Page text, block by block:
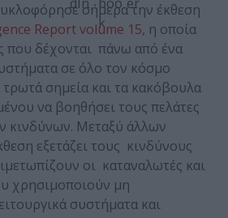
σήμερα την έκθεση
Report volume 15, η οποία
που δέχονται πάνω από ένα
σε όλο τον κόσμο
τρωτά σημεία και τα κακόβουλα
να βοηθήσει τους πελάτες
κινδύνων. Μεταξύ άλλων
εξετάζει τους κινδύνους
οι καταναλωτές και
χρησιμοποιούν μη
συστήματα και